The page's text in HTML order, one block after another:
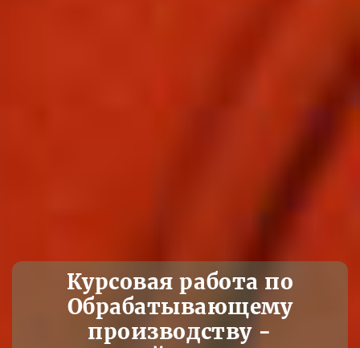
Курсовая работа по
Обрабатывающему
производству -